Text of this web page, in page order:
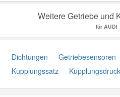
Weitere Getriebe und
für AUDI
Dichtungen Getriebesensoren
Kupplungssatz